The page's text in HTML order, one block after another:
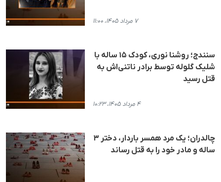
۷ مرداد ۱۴۰۵، ۱۱:۰۰
سنندج؛ روشنا نوری، کودک ۱۵ ساله با
شلیک گلوله توسط برادر ناتنی‌اش به
قتل رسید
۴ مرداد ۱۴۰۵، ۱۰:۲۳
چالدران؛ یک مرد همسر باردار، دختر ۳
ساله و مادر خود را به قتل رساند